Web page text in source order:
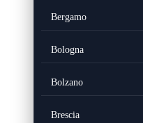
Bergamo
Bologna
Bolzano
Brescia